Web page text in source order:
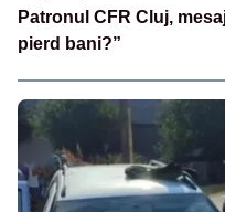
Patronul CFR Cluj,
pierd bani?”